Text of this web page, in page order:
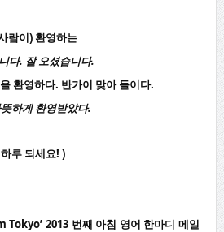
람이) 환영하는
다. 잘 오셨습니다.
하다. 반가이 맞아 들이다.
하게 환영받았다.
루 되세요! )
Tokyo’ 2013 번째 아침 영어 한마디 메일